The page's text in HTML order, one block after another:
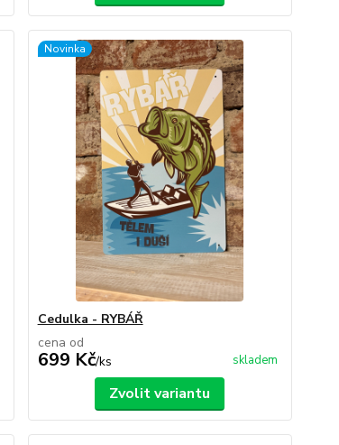
Novinka
Cedulka - RYBÁŘ
cena od
699 Kč/ks skladem
Zvolit variantu